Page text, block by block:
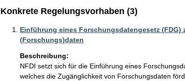
Konkrete Regelungsvorhaben (3)
Einführung eines Forschungsdatengesetz
(Forschungs)daten
Beschreibung:
NFDI setzt sich für die Einführung eines
welches die Zugänglichkeit von Forschungsdaten